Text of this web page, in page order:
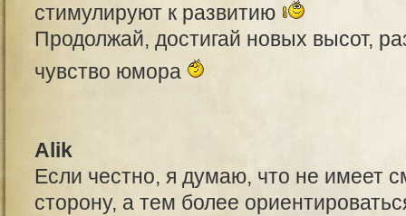
стимулируют к развитию
Продолжай, достигай новых высот,
чувство юмора
Alik
Если честно, я думаю, что не имеет
сторону, а тем более